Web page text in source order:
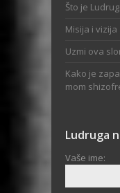
Što je
Misija i vizija
Uzmi ova
Kako je
mom
Ludruga
Vaše ime: